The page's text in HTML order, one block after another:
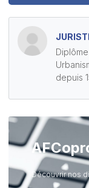
depuis
Découvrir nos